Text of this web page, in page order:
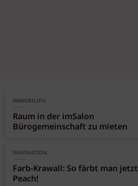
IMMOBILIEN
Raum in der imSalon
Bürogemeinschaft zu mieten
INSPIRATION
Farb-Krawall: So färbt man jetzt
Peach!